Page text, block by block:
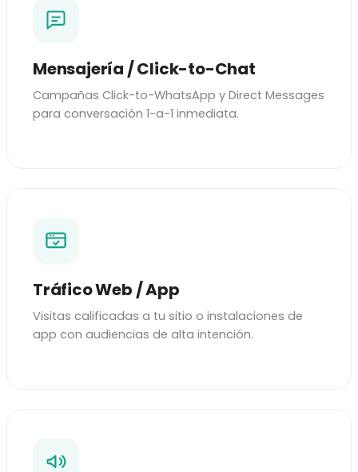
Mensajería / Click-to-Chat
Campañas Click-to-WhatsApp y Direct Messages
para conversación 1-a-1 inmediata.
Tráfico Web / App
Visitas calificadas a tu sitio o instalaciones de
app con audiencias de alta intención.